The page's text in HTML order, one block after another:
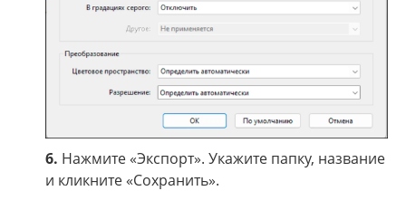
6. Нажмите «Экспорт». Укажите папку, название
и кликните «Сохранить».